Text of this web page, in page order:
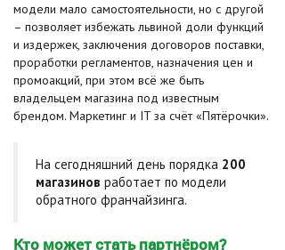
модели мало самостоятельности, но с другой
– позволяет избежать львиной доли функций
и издержек, заключения договоров поставки,
проработки регламентов, назначения цен и
промоакций, при этом всё же быть
владельцем магазина под известным
брендом. Маркетинг и IT за счёт «Пятёрочки».
На сегодняшний день порядка 200
магазинов работает по модели
обратного франчайзинга.
Кто может стать партнёром?